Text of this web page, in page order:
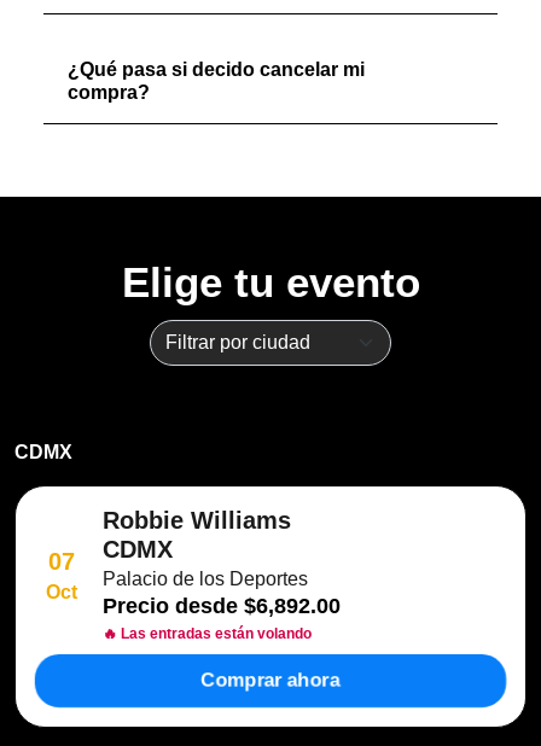
¿Qué pasa si decido cancelar mi
compra?
Elige tu evento
CDMX
07
Oct
Robbie Williams
CDMX
Palacio de los Deportes
Precio desde $6,892.00
🔥 Las entradas están volando
Comprar ahora